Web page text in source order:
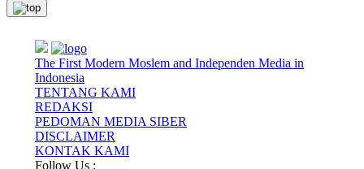
The First Modern Moslem and Independen Media in
Indonesia
TENTANG KAMI
REDAKSI
PEDOMAN MEDIA SIBER
DISCLAIMER
KONTAK KAMI
Follow Us :